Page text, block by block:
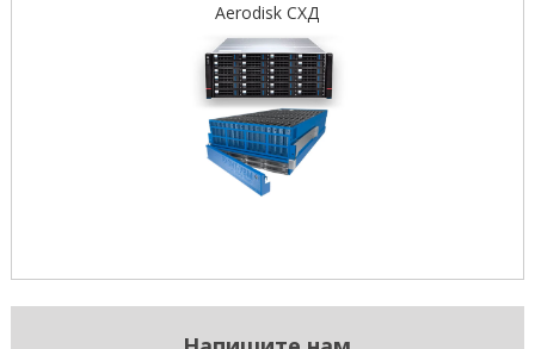
Aerodisk СХД